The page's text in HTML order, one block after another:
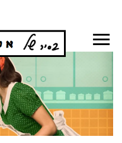
Skip